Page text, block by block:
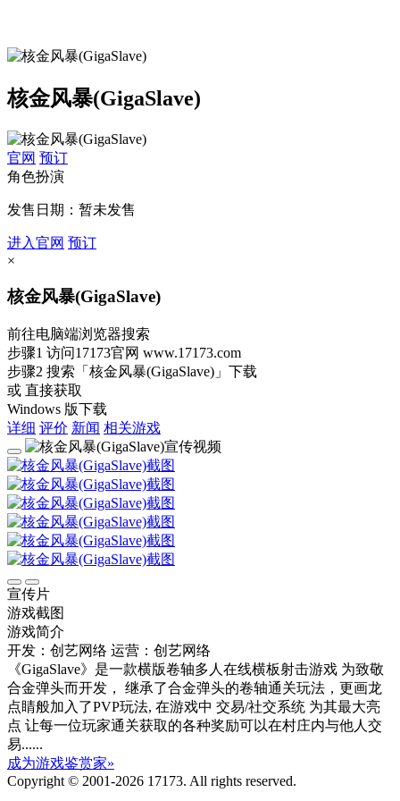
核金风暴(GigaSlave)
官网 预订
角色扮演
发售日期：暂未发售
进入官网 预订
×
核金风暴(GigaSlave)
前往电脑端浏览器搜索
步骤1 访问17173官网 www.17173.com
步骤2 搜索 「核金风暴(GigaSlave)」 下载
或 直接获取
Windows 版下载
详细 评价 新闻 相关游戏
宣传片
游戏截图
游戏简介
开发：创艺网络 运营：创艺网络
《GigaSlave》是一款横版卷轴多人在线横板射击游戏 为致敬
合金弹头而开发， 继承了合金弹头的卷轴通关玩法，更画龙
点睛般加入了PVP玩法, 在游戏中 交易/社交系统 为其最大亮
点 让每一位玩家通关获取的各种奖励可以在村庄内与他人交
易......
成为游戏鉴赏家»
Copyright © 2001-2026 17173. All rights reserved.